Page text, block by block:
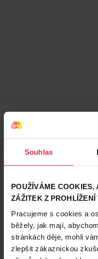
Souhlas
POUŽÍVÁME COOKIES,
ZÁŽITEK Z PROHLÍŽENÍ
Pracujeme s cookies a
běžely, jak mají,
stránkách děje, mohli
zlepšit zákaznickou
Podobné produkty